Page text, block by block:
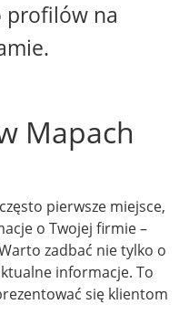
profilów na
Mapach
pierwsze miejsce,
o Twojej firmie –
zadbać nie tylko o
informacje. To
się klientom